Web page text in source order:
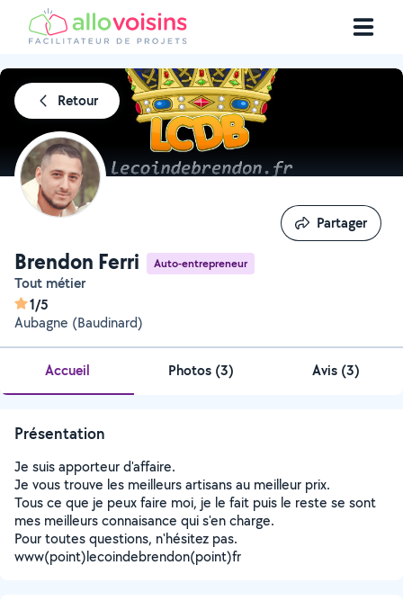
Retour
Brendon Ferri Auto-entrepreneur
Tout métier
1/5
Aubagne (Baudinard)
Partager
Partager
Accueil Photos (3) Avis (3)
Présentation
Je suis apporteur d'affaire.
Je vous trouve les meilleurs artisans au meilleur prix.
Tous ce que je peux faire moi, je le fait puis le reste se sont
mes meilleurs connaisance qui s'en charge.
Pour toutes questions, n'hésitez pas.
www(point)lecoindebrendon(point)fr